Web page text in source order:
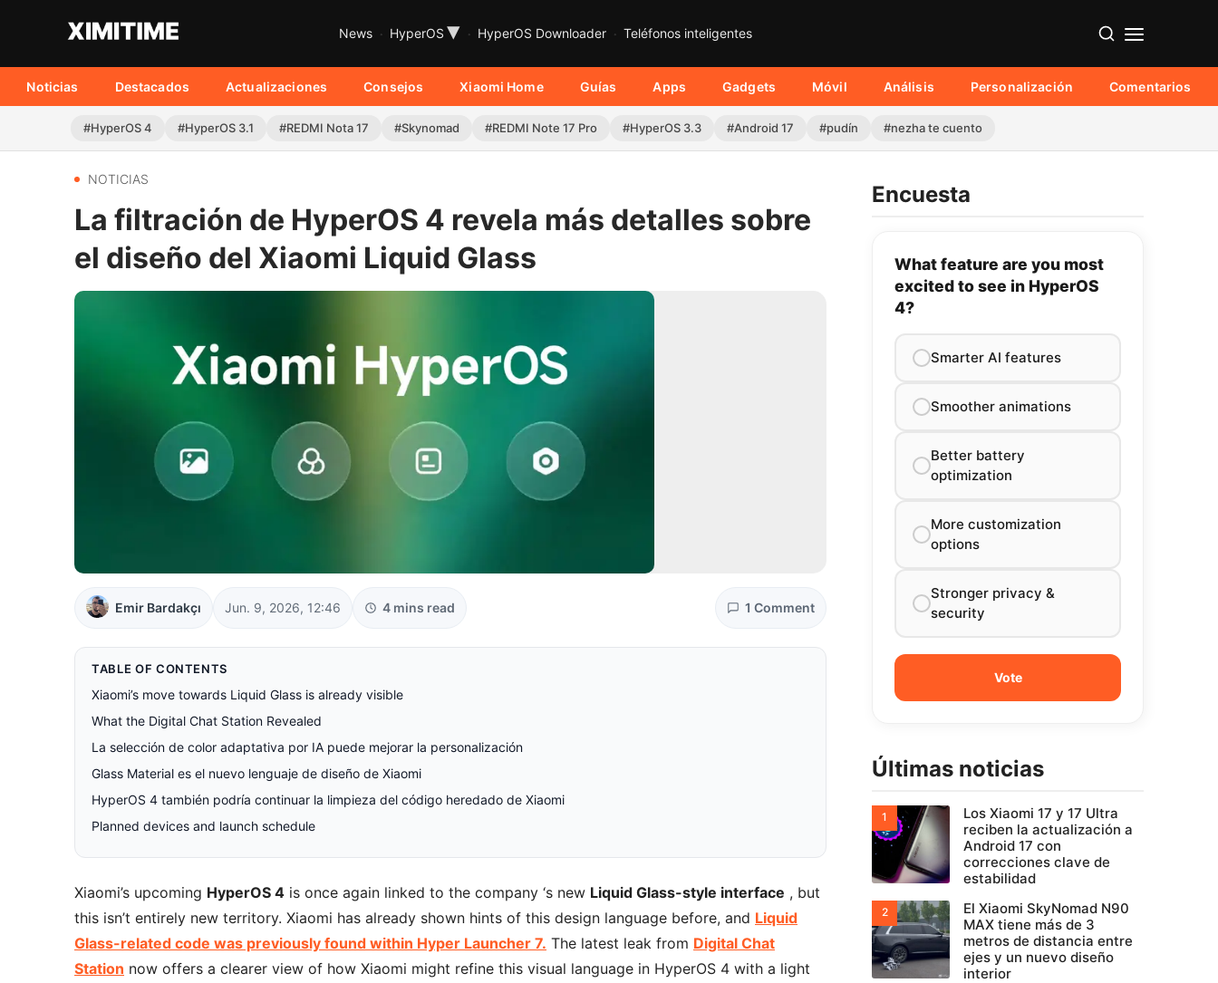
News HyperOS ▾ HyperOS Downloader Teléfonos inteligentes
Noticias Destacados Actualizaciones Consejos Xiaomi Home Guías Apps Gadgets Móvil Análisis Personalización Comentarios
#HyperOS 4 #HyperOS 3.1 #REDMI Nota 17 #Skynomad #REDMI Note 17 Pro #HyperOS 3.3 #Android 17 #pudín #nezha te cuento
NOTICIAS
La filtración de HyperOS 4 revela más detalles sobre
el diseño del Xiaomi Liquid Glass
Emir Bardakçı Jun. 9, 2026, 12:46 4 mins read 1 Comment
TABLE OF CONTENTS
Xiaomi’s move towards Liquid Glass is already visible
What the Digital Chat Station Revealed
La selección de color adaptativa por IA puede mejorar la personalización
Glass Material es el nuevo lenguaje de diseño de Xiaomi
HyperOS 4 también podría continuar la limpieza del código heredado de Xiaomi
Planned devices and launch schedule
Xiaomi’s upcoming HyperOS 4 is once again linked to the company ‘s new Liquid Glass-style interface , but
this isn’t entirely new territory. Xiaomi has already shown hints of this design language before, and Liquid
Glass-related code was previously found within Hyper Launcher 7. The latest leak from Digital Chat
Station now offers a clearer view of how Xiaomi might refine this visual language in HyperOS 4 with a light
Encuesta
What feature are you most
excited to see in HyperOS
4?
Smarter AI features
Smoother animations
Better battery
optimization
More customization
options
Stronger privacy &
security
Últimas noticias
Los Xiaomi 17 y 17 Ultra
reciben la actualización a
Android 17 con
correcciones clave de
estabilidad
El Xiaomi SkyNomad N90
MAX tiene más de 3
metros de distancia entre
ejes y un nuevo diseño
interior